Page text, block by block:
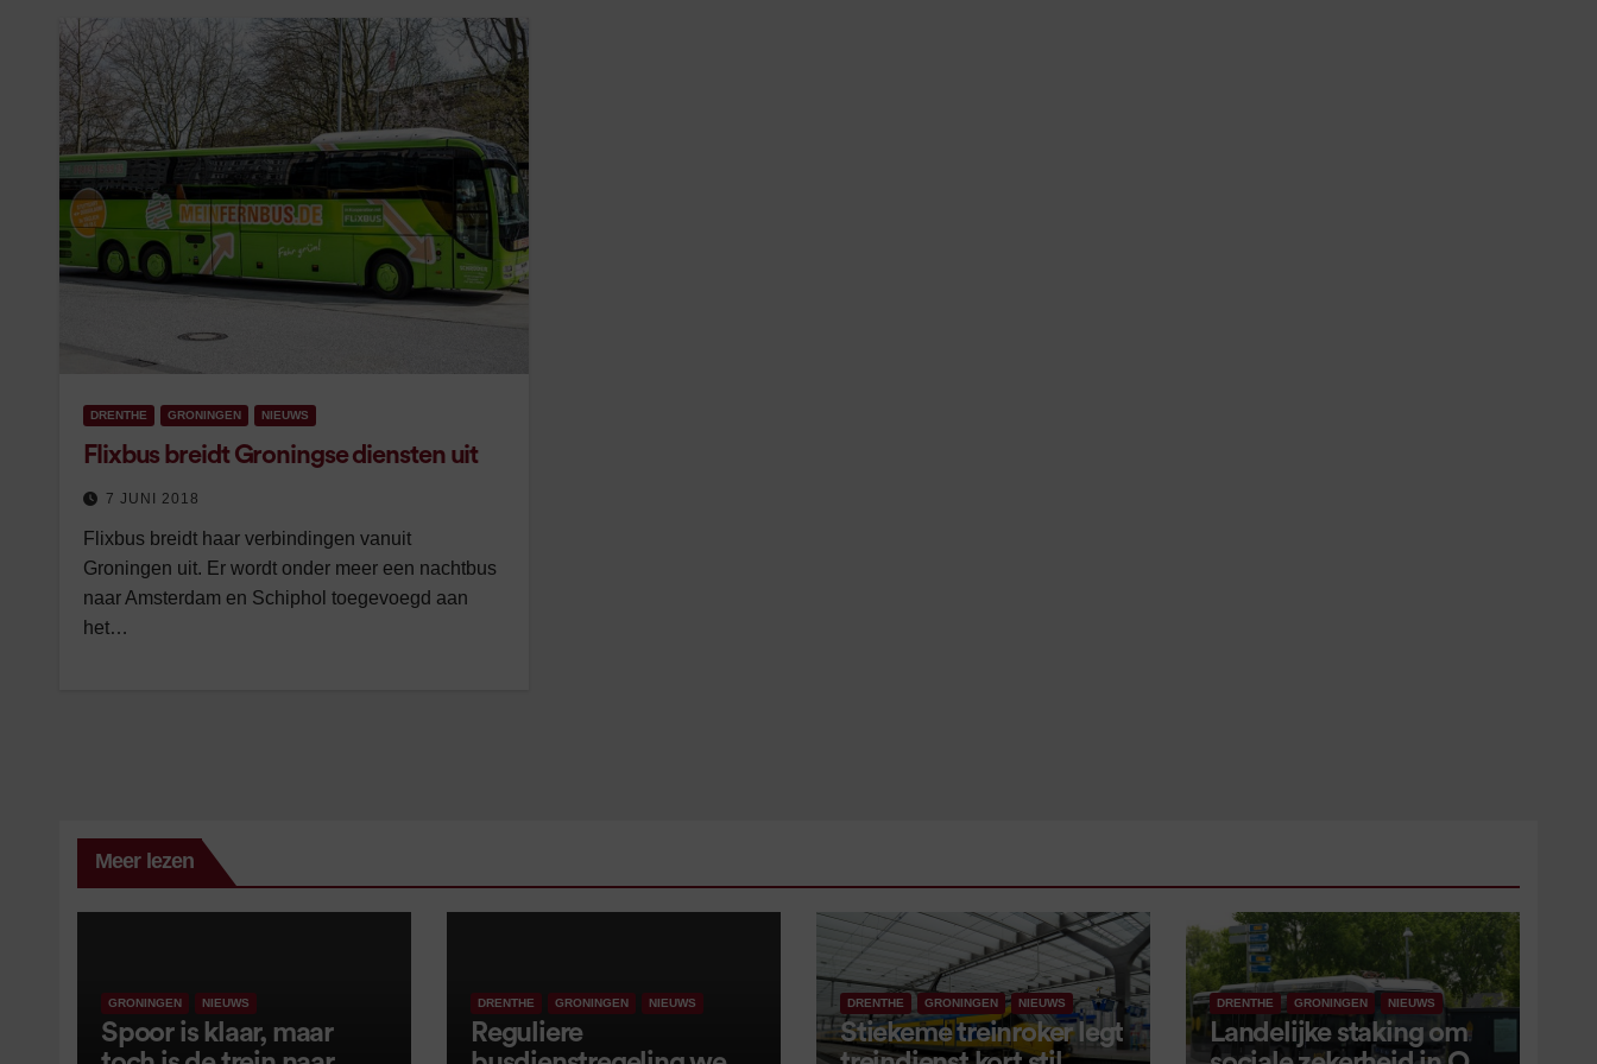
DRENTHE GRONINGEN NIEUWS
Flixbus breidt Groningse diensten uit
7 JUNI 2018
Flixbus breidt haar verbindingen vanuit
Groningen uit. Er wordt onder meer een nachtbus
naar Amsterdam en Schiphol toegevoegd aan
het…
Meer lezen
GRONINGEN NIEUWS
Spoor is klaar, maar
DRENTHE GRONINGEN NIEUWS
Reguliere
DRENTHE GRONINGEN NIEUWS
Stiekeme treinroker legt
DRENTHE GRONINGEN NIEUWS
Landelijke staking om